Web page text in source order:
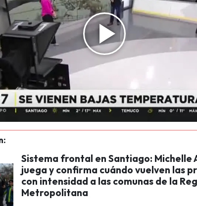
Sistema frontal en Santiago: Michelle
juega y confirma cuándo vuelven las
con intensidad a las comunas de la
Metropolitana